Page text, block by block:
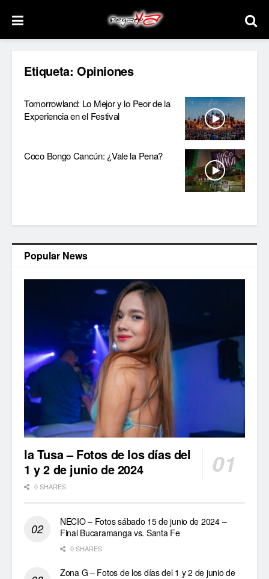
Etiqueta: Opiniones
Tomorrowland: Lo Mejor y lo Peor de la
Experiencia en el Festival
Coco Bongo Cancún: ¿Vale la Pena?
Popular News
la Tusa – Fotos de los días del
1 y 2 de junio de 2024
0 SHARES
NECIO – Fotos sábado 15 de junio de 2024 –
Final Bucaramanga vs. Santa Fe
0 SHARES
Zona G – Fotos de los días del 1 y 2 de junio de